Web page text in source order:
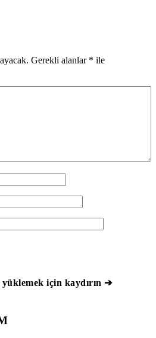
Gerekli alanlar * ile
yüklemek için kaydırın ➔